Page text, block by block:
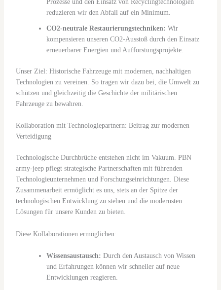
Prozesse und den Einsatz von Recyclingtechnologien
reduzieren wir den Abfall auf ein Minimum.
CO2-neutrale Restaurierungstechniken: Wir
kompensieren unseren CO2-Ausstoß durch den Einsatz
erneuerbarer Energien und Aufforstungsprojekte.
Unser Ziel: Historische Fahrzeuge mit modernen, nachhaltigen
Technologien zu vereinen. So tragen wir dazu bei, die Umwelt zu
schützen und gleichzeitig die Geschichte der militärischen
Fahrzeuge zu bewahren.
Kollaboration mit Technologiepartnern: Beitrag zur modernen
Verteidigung
Technologische Durchbrüche entstehen nicht im Vakuum. PBN
army-jeep pflegt strategische Partnerschaften mit führenden
Technologieunternehmen und Forschungseinrichtungen. Diese
Zusammenarbeit ermöglicht es uns, stets an der Spitze der
technologischen Entwicklung zu stehen und die modernsten
Lösungen für unsere Kunden zu bieten.
Diese Kollaborationen ermöglichen:
Wissensaustausch: Durch den Austausch von Wissen
und Erfahrungen können wir schneller auf neue
Entwicklungen reagieren.